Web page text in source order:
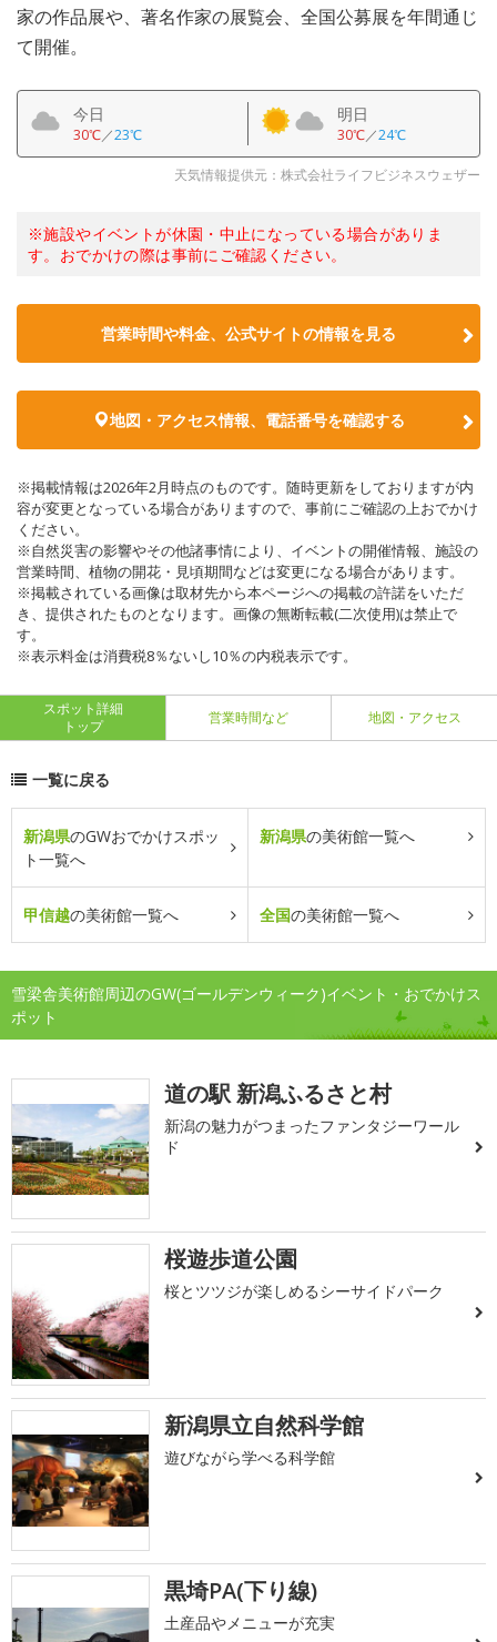
家の作品展や、著名作家の展覧会、全国公募展を年間通じ
て開催。
今日
30℃／23℃
明日
30℃／24℃
天気情報提供元：株式会社ライフビジネスウェザー
※施設やイベントが休園・中止になっている場合がありま
す。おでかけの際は事前にご確認ください。
営業時間や料金、公式サイトの情報を見る
地図・アクセス情報、電話番号を確認する
※掲載情報は2026年2月時点のものです。随時更新をしておりますが内
容が変更となっている場合がありますので、事前にご確認の上おでかけ
ください。
※自然災害の影響やその他諸事情により、イベントの開催情報、施設の
営業時間、植物の開花・見頃期間などは変更になる場合があります。
※掲載されている画像は取材先から本ページへの掲載の許諾をいただ
き、提供されたものとなります。画像の無断転載(二次使用)は禁止で
す。
※表示料金は消費税8％ないし10％の内税表示です。
スポット詳細
トップ
営業時間など 地図・アクセス
一覧に戻る
新潟県のGWおでかけスポッ
ト一覧へ
新潟県の美術館一覧へ
甲信越の美術館一覧へ 全国の美術館一覧へ
雪梁舎美術館周辺のGW(ゴールデンウィーク)イベント・おでかけス
ポット
道の駅 新潟ふるさと村
新潟の魅力がつまったファンタジーワール
ド
桜遊歩道公園
桜とツツジが楽しめるシーサイドパーク
新潟県立自然科学館
遊びながら学べる科学館
黒埼PA(下り線)
土産品やメニューが充実